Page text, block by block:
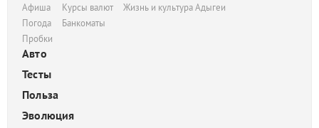
Афиша
Погода
Пробки
Курсы валют
Банкоматы
Жизнь и культура Адыгеи
Авто
Тесты
Польза
Эволюция